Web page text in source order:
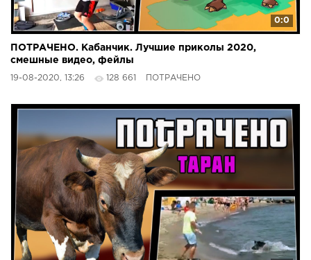
0:0
ПОТРАЧЕНО. Кабанчик. Лучшие приколы 2020,
смешные видео, фейлы
19-08-2020, 13:26 128 661 ПОТРАЧЕНО